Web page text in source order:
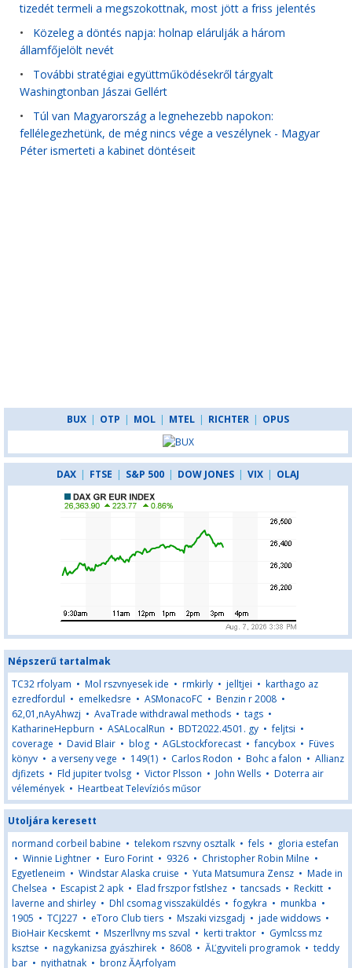
tizedét termeli a megszokottnak, most jött a friss jelentés
• Közeleg a döntés napja: holnap elárulják a három
államfőjelölt nevét
• További stratégiai együttműködésekről tárgyalt
Washingtonban Jászai Gellért
• Túl van Magyarország a legnehezebb napokon:
fellélegezhetünk, de még nincs vége a veszélynek - Magyar
Péter ismerteti a kabinet döntéseit
BUX | OTP | MOL | MTEL | RICHTER | OPUS
DAX | FTSE | S&P 500 | DOW JONES | VIX | OLAJ
Népszerű tartalmak
TC32 rfolyam • Mol rszvnyesek ide • rmkirly • jelltjei • karthago az
ezredfordul • emelkedsre • ASMonacoFC • Benzin r 2008 •
62,01,nAyAhwzj • AvaTrade withdrawal methods • tags •
KatharineHepburn • ASALocalRun • BDT2022.4501. gy •feljtsi •
coverage • David Blair • blog • AGLstockforecast •fancybox • Füves
könyv • a verseny vege • 149(1) • Carlos Rodon • Bohc a falon • Allianz
djfizets • Fld jupiter tvolsg • Victor Plsson • John Wells • Doterra air
vélemények • Heartbeat Televíziós műsor
Utoljára keresett
normand corbeil babine • telekom rszvny osztalk •fels • gloria estefan
• Winnie Lightner • Euro Forint • 9326 • Christopher Robin Milne •
Egyetleneim • Windstar Alaska cruise • Yuta Matsumura Zensz • Made in
Chelsea • Escapist 2 apk • Elad frszpor fstlshez • tancsads • Reckitt •
laverne and shirley • Dhl csomag visszaküldés •fogykra • munkba •
1905 • TCJ227 • eToro Club tiers • Mszaki vizsgadj • jade widdows •
BioHair Kecskemt • Mszerllvny ms szval • kerti traktor • Gymlcss mz
ksztse • nagykanizsa gyászhirek • 8608 • ĂĽgyviteli programok • teddy
bar • nyithatnak • bronz ĂĄrfolyam